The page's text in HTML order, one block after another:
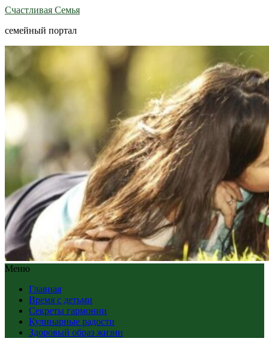
Счастливая Семья
семейный портал
Меню
Главная
Время с детьми
Секреты гармонии
Кулинарные радости
Здоровый образ жизни